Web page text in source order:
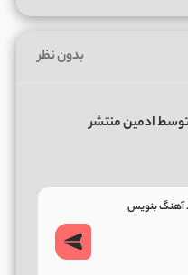
بدون نظر
ادمین منتشر